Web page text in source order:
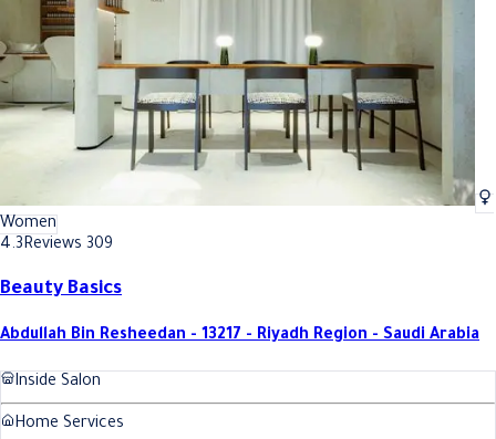
Women
4.3Reviews 309
Beauty Basics
Abdullah Bin Resheedan - 13217 - Riyadh Region - Saudi Arabia
Inside Salon
Home Services